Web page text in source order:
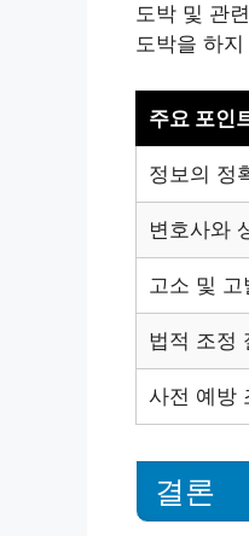
도박 및 관
도박을 하
주요 포인
정보의 정
변호사와
고소 및 고
법적 조정
사전 예방
결론